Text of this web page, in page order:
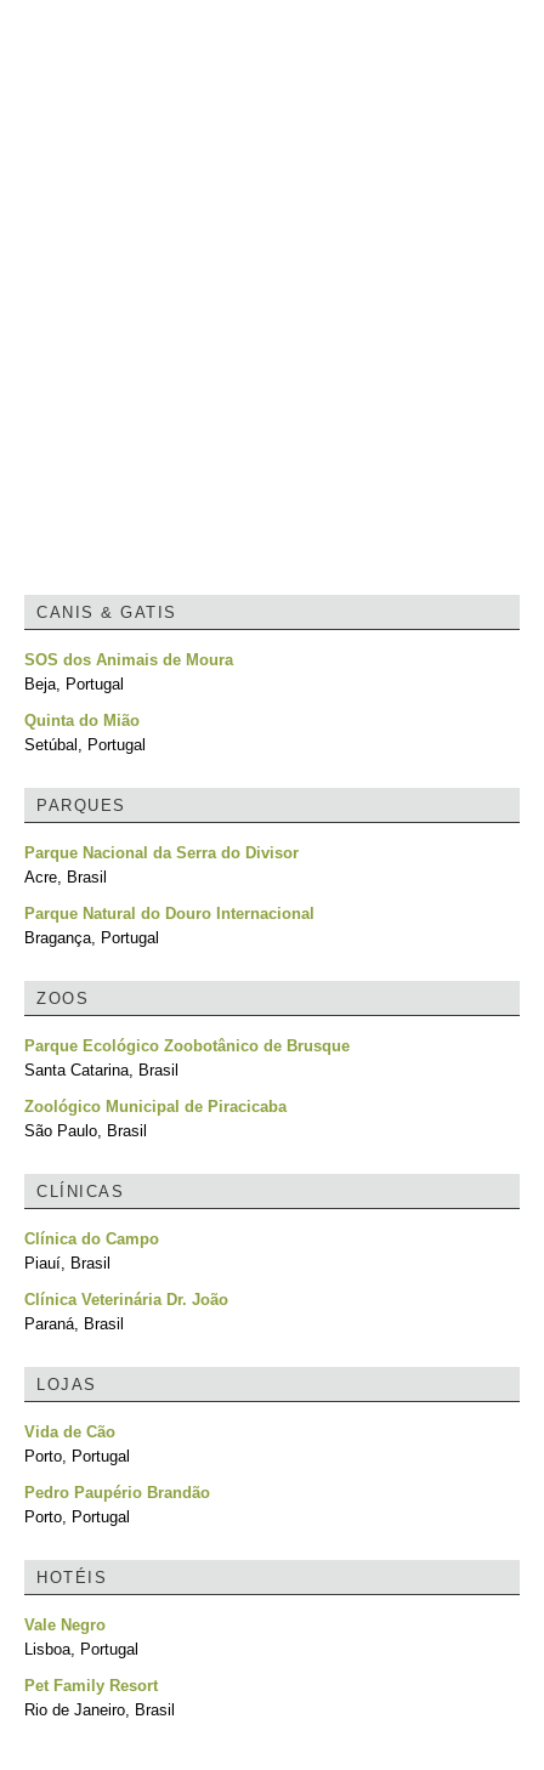
CANIS & GATIS
SOS dos Animais de Moura
Beja, Portugal
Quinta do Mião
Setúbal, Portugal
PARQUES
Parque Nacional da Serra do Divisor
Acre, Brasil
Parque Natural do Douro Internacional
Bragança, Portugal
ZOOS
Parque Ecológico Zoobotânico de Brusque
Santa Catarina, Brasil
Zoológico Municipal de Piracicaba
São Paulo, Brasil
CLÍNICAS
Clínica do Campo
Piauí, Brasil
Clínica Veterinária Dr. João
Paraná, Brasil
LOJAS
Vida de Cão
Porto, Portugal
Pedro Paupério Brandão
Porto, Portugal
HOTÉIS
Vale Negro
Lisboa, Portugal
Pet Family Resort
Rio de Janeiro, Brasil